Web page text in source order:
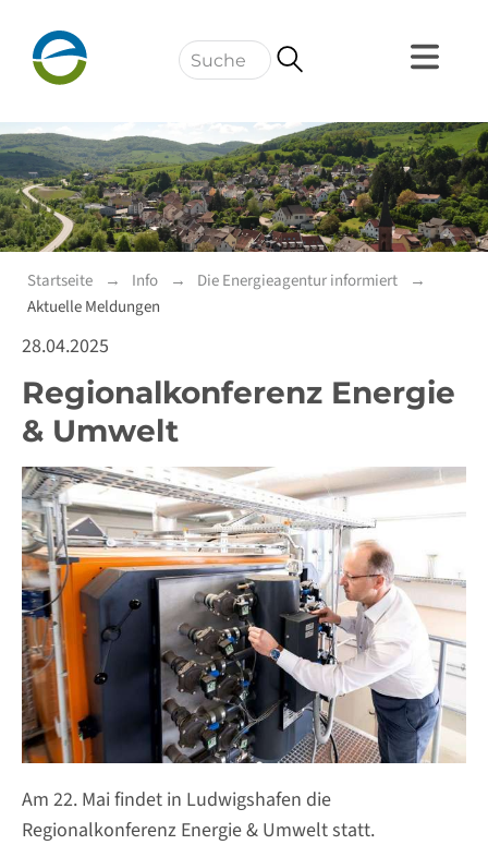
Navigation
Startseite Info
Die Energieagentur informiert
Aktuelle Meldungen
28.04.2025
Regionalkonferenz Energie
& Umwelt
Am 22. Mai findet in Ludwigshafen die
Regionalkonferenz Energie & Umwelt statt.